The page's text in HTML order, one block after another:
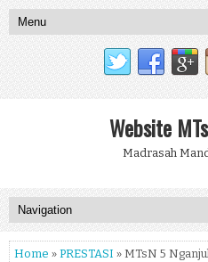
Website
Madrasah
Home » PRESTASI » MTsN 5